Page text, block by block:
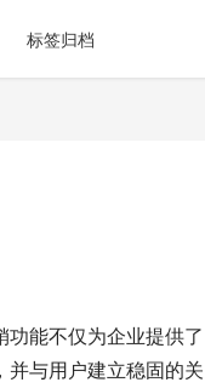
标签归档
能不仅为企业提供了
与用户建立稳固的关